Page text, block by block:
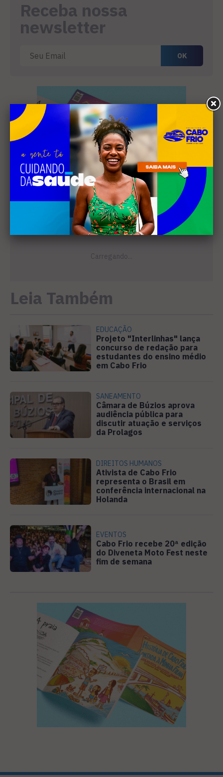
Receba nossa
newsletter
Leia Também
EDUCAÇÃO
Projeto "Interlinhas" lança
concurso de redação para
estudantes do ensino médio
em Cabo Frio
SANEAMENTO
Câmara de Búzios aprova
audiência pública para
discutir atuação e serviços
da Prolagos
DIREITOS HUMANOS
Ativista de Cabo Frio
representa o Brasil em
conferência internacional na
Holanda
EVENTOS
Cabo Frio recebe 20ª edição
do Diveneta Moto Fest neste
fim de semana